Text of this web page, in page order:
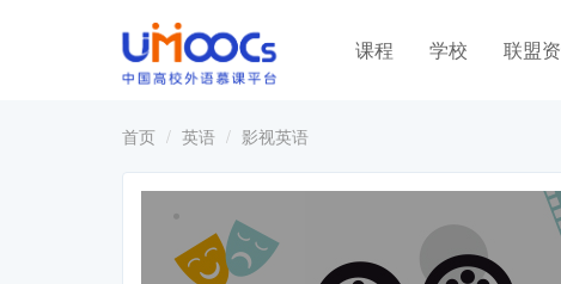
课程 学校 联盟
首页 英语 影视英语